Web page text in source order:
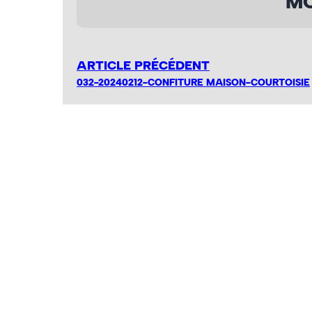
ARTICLE PRÉCÉDENT
032-20240212-CONFITURE MAISON-COURTOISIE